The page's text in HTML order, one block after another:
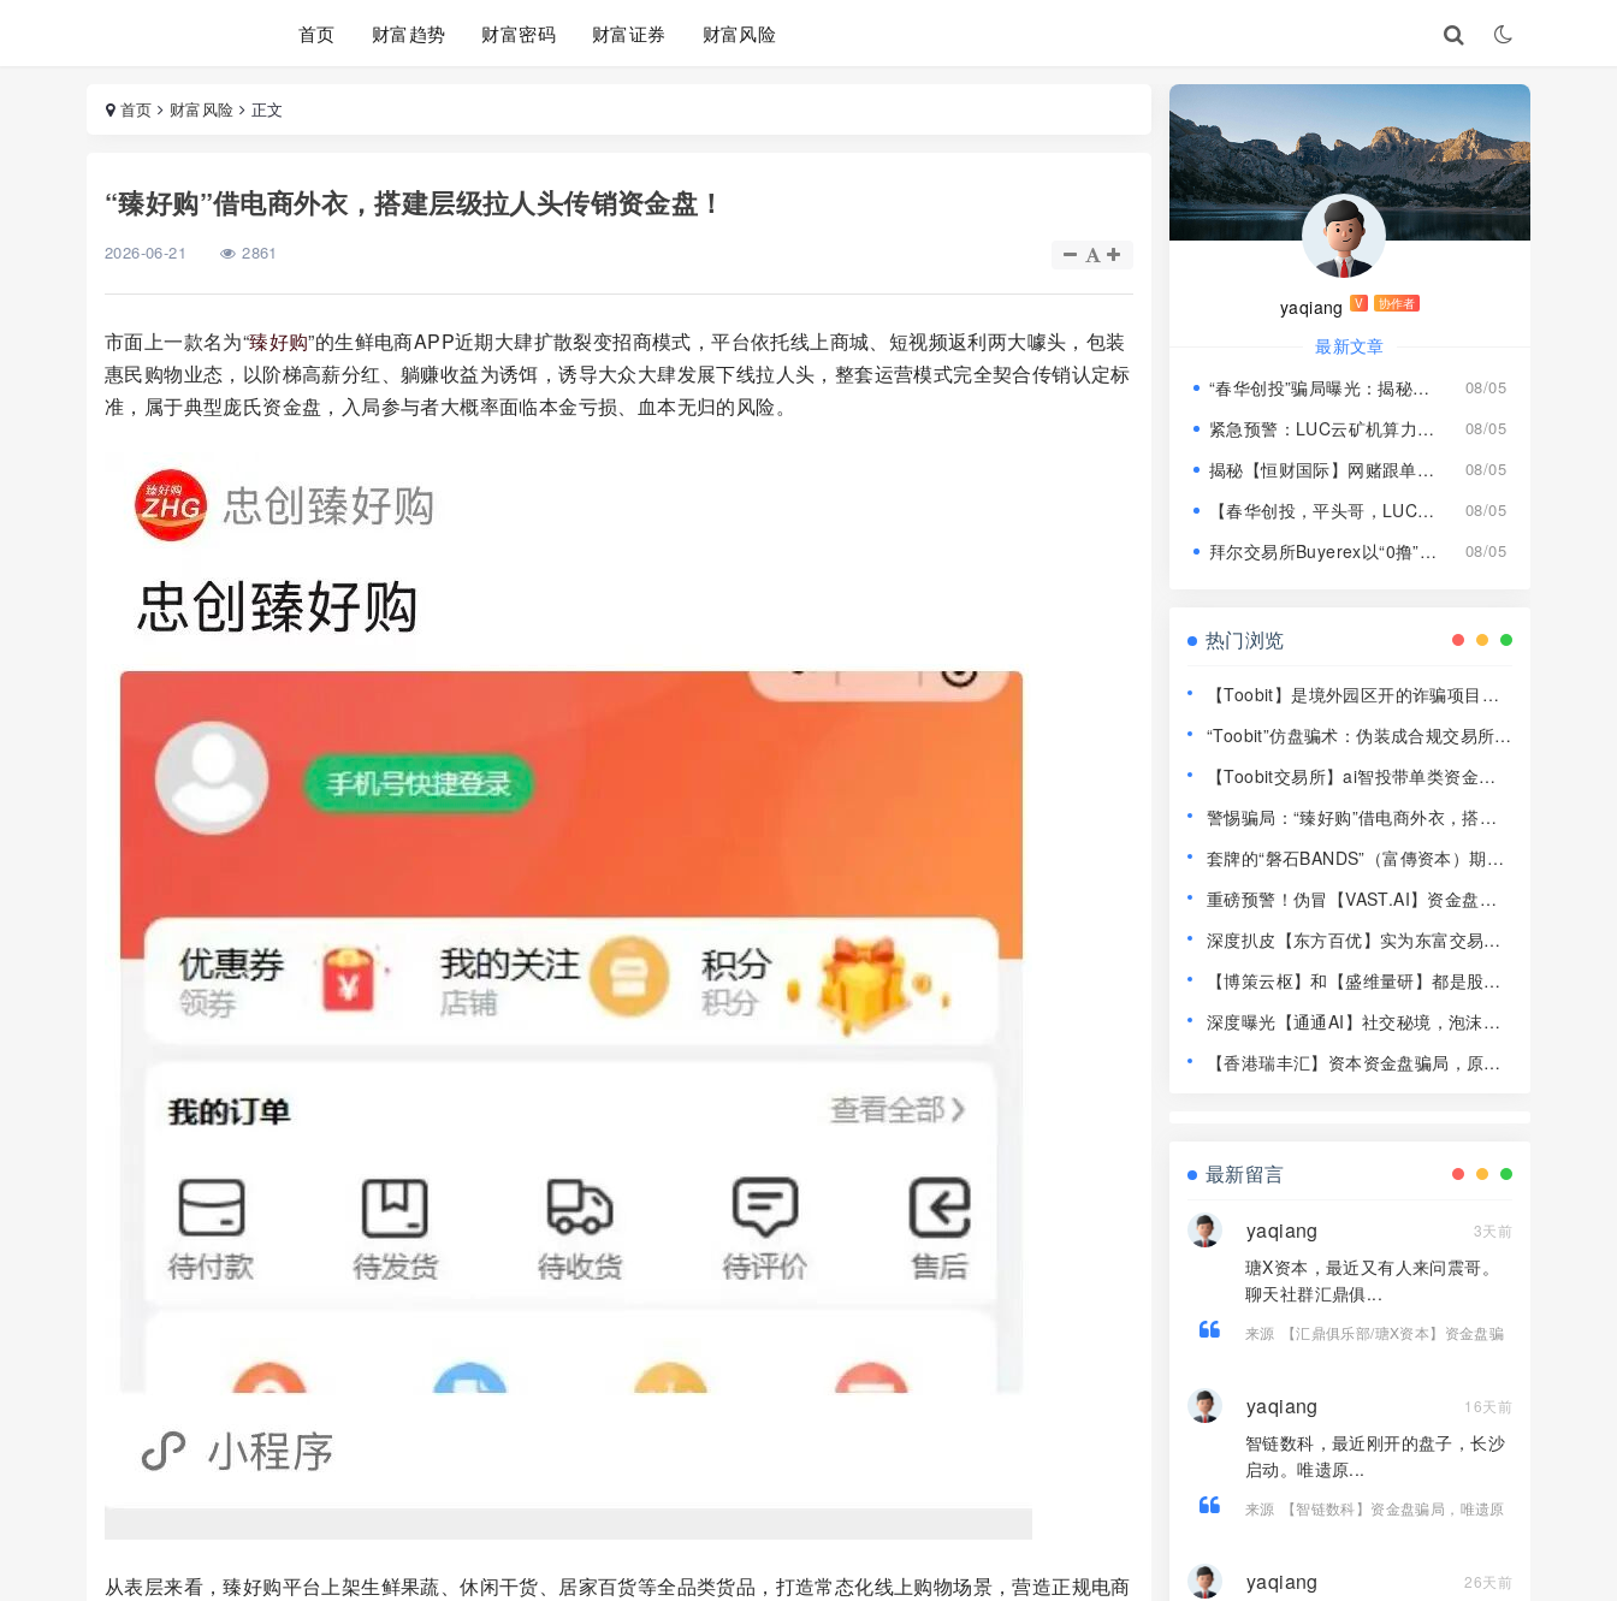
首页 财富趋势 财富密码 财富证券 财富风险
首页 财富风险 正文
“臻好购”借电商外衣，搭建层级拉人头传销资金盘！
2026-06-21 2861
市面上一款名为“臻好购”的生鲜电商APP近期大肆扩散裂变招商模式，平台依托线上商城、短视频返利两大噱头，包装
惠民购物业态，以阶梯高薪分红、躺赚收益为诱饵，诱导大众大肆发展下线拉人头，整套运营模式完全契合传销认定标
准，属于典型庞氏资金盘，入局参与者大概率面临本金亏损、血本无归的风险。
从表层来看，臻好购平台上架生鲜果蔬、休闲干货、居家百货等全品类货品，打造常态化线上购物场景，营造正规电商
yaqiang V 协作者
最新文章
“春华创投”骗局曝光：揭秘项目盘的欺诈手法!
08/05
紧急预警：LUC云矿机算力项目风险激增，高额挖矿收益背后全是套路 08/05
揭秘【恒财国际】网赌跟单盘深度风险预警！ 08/05
【春华创投，平头哥，LUC永久矿机】这3个项目都是骗局！已经收割，速度撤离！ 08/05
拜尔交易所Buyerex以“0撸”为噱头的分红类资金盘骗局，远离！ 08/05
热门浏览
【Toobit】是境外园区开的诈骗项目，
“Toobit”仿盘骗术：伪装成合规交易所，
骗局！
【Toobit交易所】ai智投带单类资金盘
离！
警惕骗局：“臻好购”借电商外衣，搭建
套牌的“磐石BANDS”（富傳资本）期货
将崩盘跑路！
重磅预警！伪冒【VAST.AI】资金盘传
深度扒皮【东方百优】实为东富交易所
满！
【博策云枢】和【盛维量研】都是股票
深度曝光【通通AI】社交秘境，泡沫堆
【香港瑞丰汇】资本资金盘骗局，原拓
最新留言
yaqiang 3天前
瑭X资本，最近又有人来问震哥。
聊天社群汇鼎俱...
来源
【汇鼎俱乐部/瑭X资本】资金盘骗
yaqiang 16天前
智链数科，最近刚开的盘子，长沙
启动。唯遗原...
来源
【智链数科】资金盘骗局，唯遗原
yaqiang 26天前